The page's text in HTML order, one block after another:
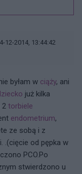
12-2014, 13:44:42
byłam w ciąży, ani
już kilka
2 torbiele
endometrium,
ze sobą i z
.(cięcie od pępka w
PCO.Po
stwierdzono u